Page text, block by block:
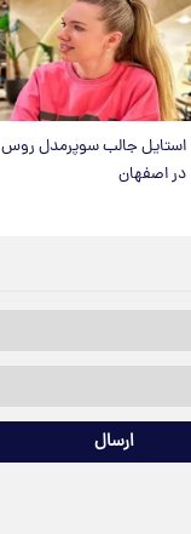
استایل جالب سوپرمدل روس
در اصفهان
ارسال